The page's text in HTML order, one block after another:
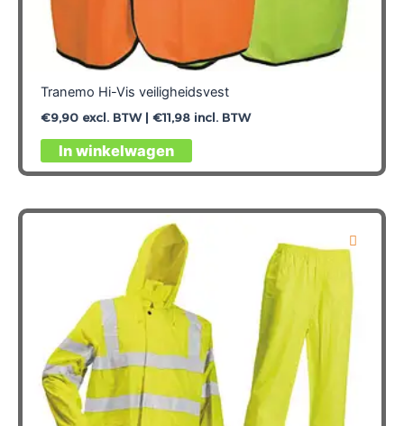
Tranemo Hi-Vis veiligheidsvest
€9,90excl. BTW | €11,98incl. BTW
In winkelwagen
Dit
product
meerdere
gekozen
worden
op
de
productpagina